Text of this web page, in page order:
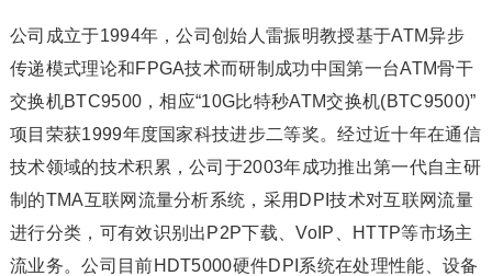
公司成立于1994年，公司创始人雷振明教授基于ATM异步
传递模式理论和FPGA技术而研制成功中国第一台ATM骨干
交换机BTC9500，相应“10G比特秒ATM交换机(BTC9500)”
项目荣获1999年度国家科技进步二等奖。经过近十年在通信
技术领域的技术积累，公司于2003年成功推出第一代自主研
制的TMA互联网流量分析系统，采用DPI技术对互联网流量
进行分类，可有效识别出P2P下载、VoIP、HTTP等市场主
流业务。公司目前HDT5000硬件DPI系统在处理性能、设备